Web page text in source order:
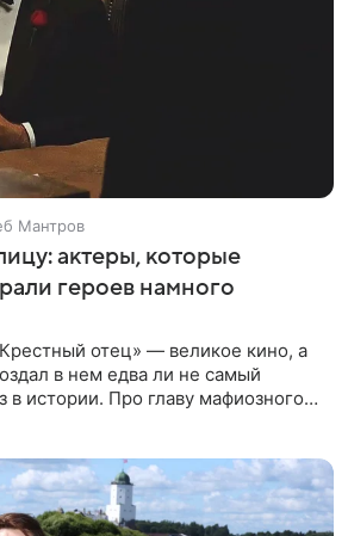
Мантров
актеры, которые
героев намного
отец» — великое кино, а
в нем едва ли не самый
в истории. Про главу мафиозного